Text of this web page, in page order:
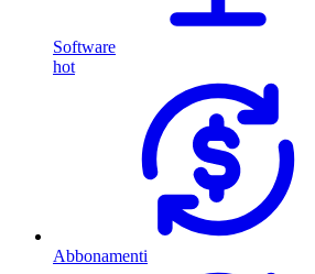
Software
hot
Abbonamenti